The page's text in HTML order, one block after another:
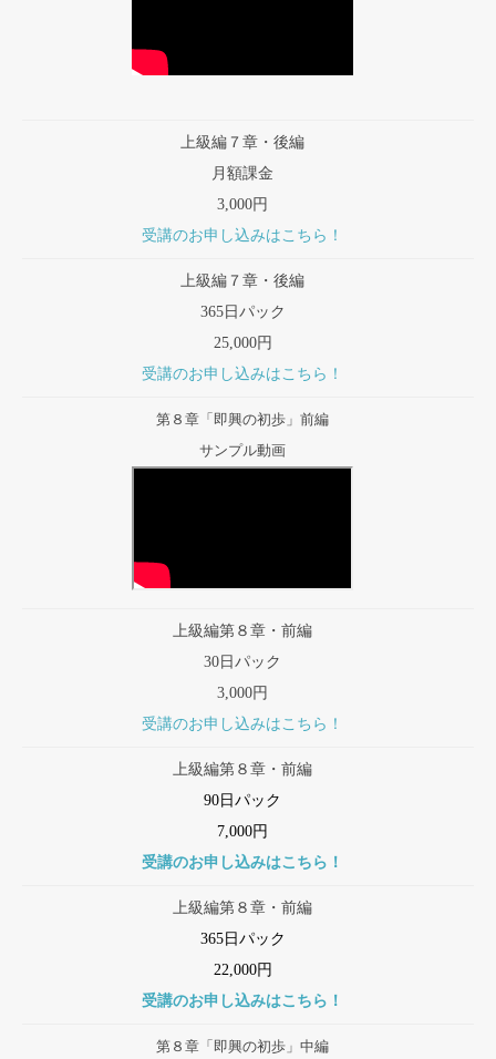
上級編７章・後編
月額課金
3,000円
受講のお申し込みはこちら！
上級編７章・後編
365日パック
25,000円
受講のお申し込みはこちら！
第８章「即興の初歩」前編
サンプル動画
上級編第８章・前編
30日パック
3,000円
受講のお申し込みはこちら！
上級編第８章・前編
90日パック
7,000円
受講のお申し込みはこちら！
上級編第８章・前編
365日パック
22,000円
受講のお申し込みはこちら！
第８章「即興の初歩」中編